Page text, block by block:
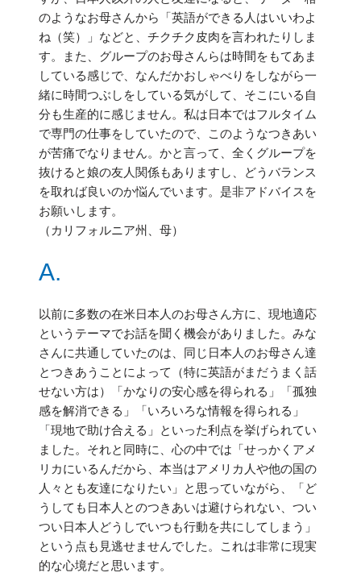
のようなお母さんから「英語ができる人はいいわよ
ね（笑）」などと、チクチク皮肉を言われたりしま
す。また、グループのお母さんらは時間をもてあま
している感じで、なんだかおしゃべりをしながら一
緒に時間つぶしをしている気がして、そこにいる自
分も生産的に感じません。私は日本ではフルタイム
で専門の仕事をしていたので、このようなつきあい
が苦痛でなりません。かと言って、全くグループを
抜けると娘の友人関係もありますし、どうバランス
を取れば良いのか悩んでいます。是非アドバイスを
お願いします。
（カリフォルニア州、母）
A.
以前に多数の在米日本人のお母さん方に、現地適応
というテーマでお話を聞く機会がありました。みな
さんに共通していたのは、同じ日本人のお母さん達
とつきあうことによって（特に英語がまだうまく話
せない方は）「かなりの安心感を得られる」「孤独
感を解消できる」「いろいろな情報を得られる」
「現地で助け合える」といった利点を挙げられてい
ました。それと同時に、心の中では「せっかくアメ
リカにいるんだから、本当はアメリカ人や他の国の
人々とも友達になりたい」と思っていながら、「ど
うしても日本人とのつきあいは避けられない、つい
つい日本人どうしでいつも行動を共にしてしまう」
という点も見逃せませんでした。これは非常に現実
的な心境だと思います。